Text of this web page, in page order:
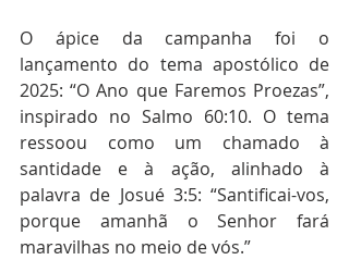
O ápice da campanha foi o
lançamento do tema apostólico de
2025: “O Ano que Faremos Proezas”,
inspirado no Salmo 60:10. O tema
ressoou como um chamado à
santidade e à ação, alinhado à
palavra de Josué 3:5: “Santificai-vos,
porque amanhã o Senhor fará
maravilhas no meio de vós.”